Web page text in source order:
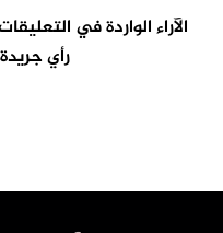
الآراء الواردة في
رأي